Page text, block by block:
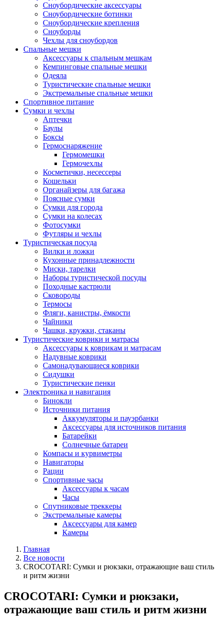
Сноубордические аксессуары
Сноубордические ботинки
Сноубордические крепления
Сноуборды
Чехлы для сноубордов
Спальные мешки
Аксессуары к спальным мешкам
Кемпинговые спальные мешки
Одеяла
Туристические спальные мешки
Экстремальные спальные мешки
Спортивное питание
Сумки и чехлы
Аптечки
Баулы
Боксы
Гермоснаряжение
Гермомешки
Гермочехлы
Косметички, несессеры
Кошельки
Органайзеры для багажа
Поясные сумки
Сумки для города
Сумки на колесах
Фотосумки
Футляры и чехлы
Туристическая посуда
Вилки и ложки
Кухонные принадлежности
Миски, тарелки
Наборы туристической посуды
Походные кастрюли
Сковороды
Термосы
Фляги, канистры, ёмкости
Чайники
Чашки, кружки, стаканы
Туристические коврики и матрасы
Аксессуары к коврикам и матрасам
Надувные коврики
Самонадувающиеся коврики
Сидушки
Туристические пенки
Электроника и навигация
Бинокли
Источники питания
Аккумуляторы и пауэрбанки
Аксессуары для источников питания
Батарейки
Солнечные батареи
Компасы и курвиметры
Навигаторы
Рации
Спортивные часы
Аксессуары к часам
Часы
Спутниковые треккеры
Экстремальные камеры
Аксессуары для камер
Камеры
Главная
Все новости
CROCOTARI: Сумки и рюкзаки, отражающие ваш стиль
и ритм жизни
CROCOTARI: Сумки и рюкзаки,
отражающие ваш стиль и ритм жизни